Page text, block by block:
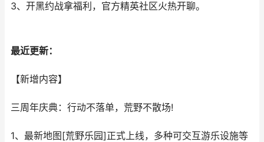
3、开黑约战拿福利，官方精英社区火热开聊。
最近更新：
【新增内容】
三周年庆典：行动不落单，荒野不散场!
1、最新地图[荒野乐园]正式上线，多种可交互游乐设施等